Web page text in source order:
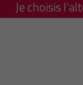
Je choisis